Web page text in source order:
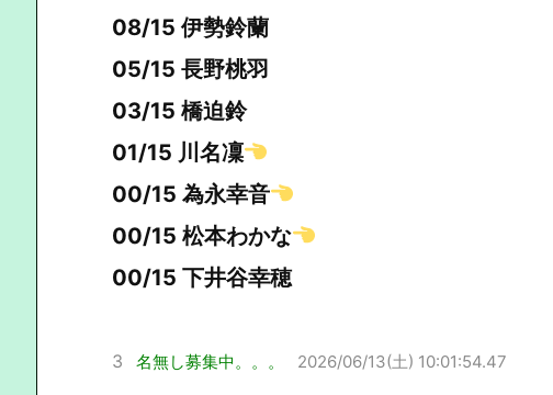
08/15 伊勢鈴蘭
05/15 長野桃羽
03/15 橋迫鈴
01/15 川名凜
00/15 為永幸音
00/15 松本わかな
00/15 下井谷幸穂
3 名無し募集中。。。 2026/06/13(土) 10:01:54.47